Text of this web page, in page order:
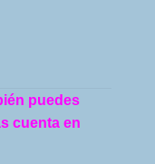
puedes
cuenta en